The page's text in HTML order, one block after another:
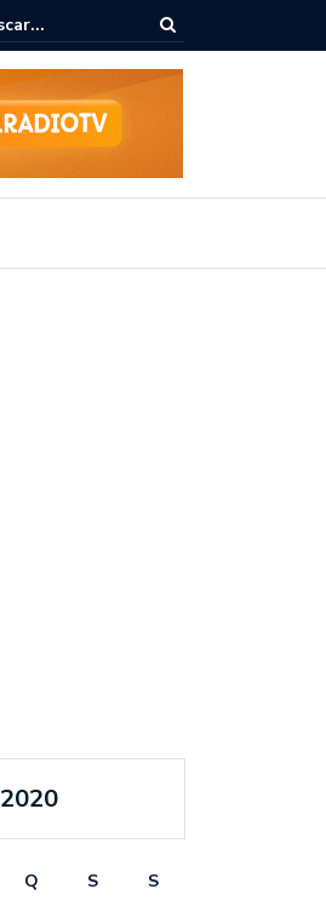
de Coimbra sobre parcerias para
Q S
S